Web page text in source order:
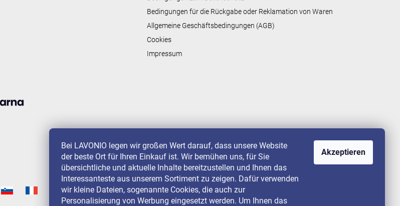
Bei LAVONIO legen wir großen Wert darauf, dass unsere Website
der beste Ort für Ihren Einkauf ist. Wir bemühen uns, für Sie
übersichtliche und aktuelle Inhalte bereitzustellen und Ihnen das
Interessanteste aus unserem Sortiment zu zeigen. Dafür verwenden
wir kleine Dateien, sogenannte Cookies, die auch zur
Personalisierung von Werbung eingesetzt werden. Um Ihnen das
Akzeptieren
Bedingungen für die Rückgabe oder Reklamation von Waren
Allgemeine Geschäftsbedingungen (AGB)
Cookies
Impressum